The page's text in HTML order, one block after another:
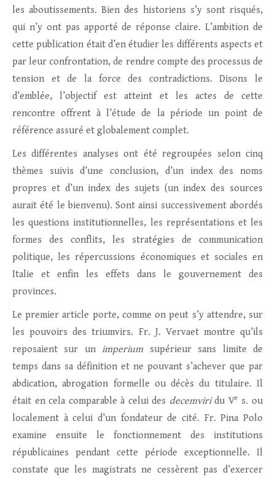
les aboutissements. Bien des historiens s’y sont risqués,
qui n’y ont pas apporté de réponse claire. L’ambition de
cette publication était d’en étudier les différents aspects et
par leur confrontation, de rendre compte des processus de
tension et de la force des contradictions. Disons le
d’emblée, l’objectif est atteint et les actes de cette
rencontre offrent à l’étude de la période un point de
référence assuré et globalement complet.
Les différentes analyses ont été regroupées selon cinq
thèmes suivis d’une conclusion, d’un index des noms
propres et d’un index des sujets (un index des sources
aurait été le bienvenu). Sont ainsi successivement abordés
les questions institutionnelles, les représentations et les
formes des conflits, les stratégies de communication
politique, les répercussions économiques et sociales en
Italie et enfin les effets dans le gouvernement des
provinces.
Le premier article porte, comme on peut s’y attendre, sur
les pouvoirs des triumvirs. Fr. J. Vervaet montre qu’ils
reposaient sur unimperiumsupérieur sans limite de
temps dans sa définition et ne pouvant s’achever que par
abdication, abrogation formelle ou décès du titulaire. Il
était en cela comparable à celui des decemviridu Ve s. ou
localement à celui d’un fondateur de cité. Fr. Pina Polo
examine ensuite le fonctionnement des institutions
républicaines pendant cette période exceptionnelle. Il
constate que les magistrats ne cessèrent pas d’exercer